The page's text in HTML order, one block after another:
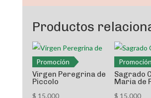
Productos
Promoción
Virgen Peregrina de
Piccolo
$ 15.000
Promoción
Sagrado
Maria de
$ 15.000